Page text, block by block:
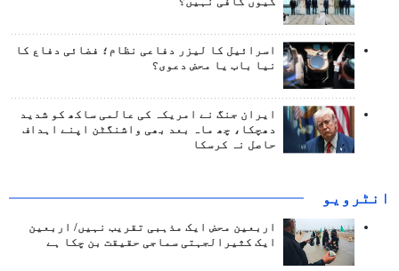
اسرائیل کا لیزر دفاعی نظام؛ فضائی دفاع کا
نیا باب یا محض دعوی؟
ایران جنگ نے امریکہ کی عالمی ساکھ کو شدید
دھچکا، چھ ماہ بعد بھی واشنگٹن اپنے اہداف
حاصل نہ کرسکا
انٹرويو
اربعین محض ایک مذہبی تقریب نہیں/ اربعین
ایک کثیرالجہتی سماجی حقیقت بن چکا ہے